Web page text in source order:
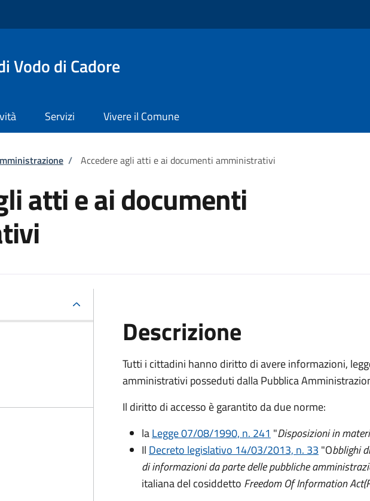
Vodo di Cadore
Servizi Vivere il Comune
/ Accedere agli atti e ai documenti amministrativi
atti e ai documenti
Descrizione
Tutti i cittadini hanno diritto di avere informazioni,
amministrativi posseduti dalla Pubblica
Il diritto di accesso è garantito da due norme:
laLegge 07/08/1990, n. 241 "Disposizioni in
Il Decreto legislativo 14/03/2013, n. 33 "Obblighi
di informazioni da parte delle pubbliche
italiana del cosiddetto Freedom Of Information Act